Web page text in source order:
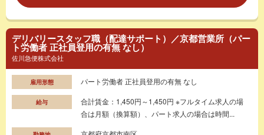
デリバリースタッフ職（配達サポート）／京都営業所（パー
ト労働者 正社員登用の有無 なし）
佐川急便株式会社
雇用形態 パート労働者 正社員登用の有無 なし
給与
合計賃金：1,450円～1,450円 ※フルタイム求人の場
合は月額（換算額）、パート求人の場合は時間...